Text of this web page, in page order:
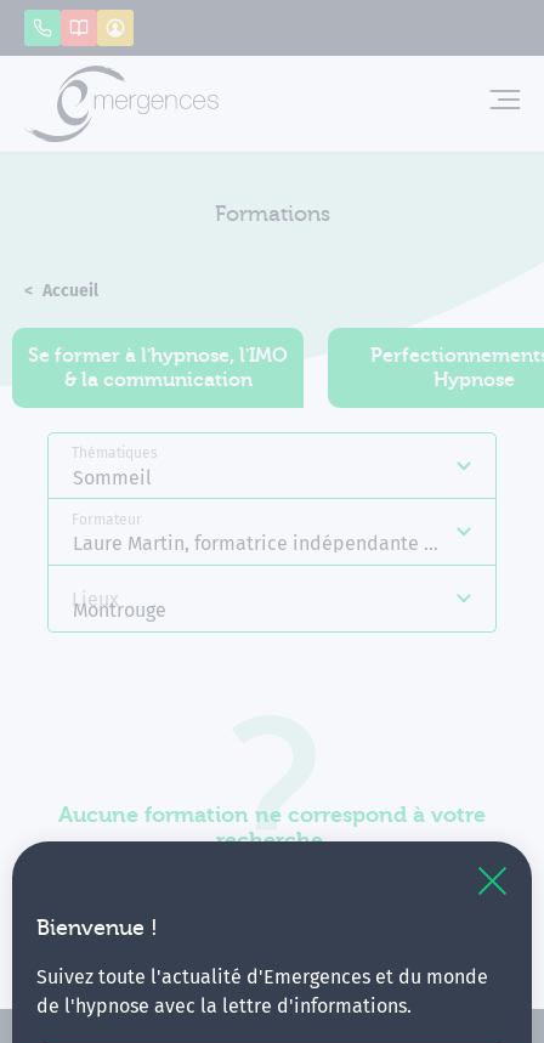
Bienvenue !
Suivez toute l'actualité d'Emergences et du monde
de l'hypnose avec la lettre d'informations.
AppelerCatalogue
Formations
Accueil
Se former à l'hypnose, l'IMO
& la communication
Hypnose
Thématiques
Sommeil
Formateur
Laure Martin, formatrice indépendante Emergences
Lieux
Montrouge
Aucune formation ne correspond à votre
recherche.
Vous pouvez renouveler votre requête en élargissant
Panneau de gestion des cookies